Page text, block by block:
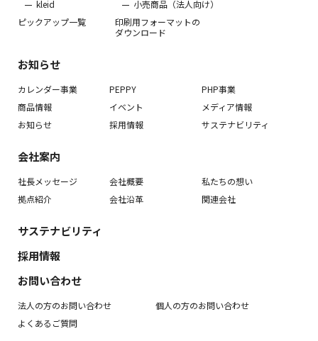
kleid
ピックアップ一覧
小売商品（法人向け）
印刷用フォーマットの
ダウンロード
お知らせ
カレンダー事業 PEPPY
PHP事業
商品情報
イベント
メディア情報
お知らせ
採用情報 サステナビリティ
会社案内
社長メッセージ 会社概要
私たちの想い
拠点紹介
会社沿革 関連会社
サステナビリティ
採用情報
お問い合わせ
法人の方のお問い合わせ
個人の方のお問い合わせ
よくあるご質問